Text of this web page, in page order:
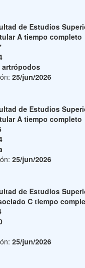
de Estudios
A tiempo completo
artrópodos
25/jun/2026
de Estudios
A tiempo completo
25/jun/2026
de Estudios
C tiempo
25/jun/2026